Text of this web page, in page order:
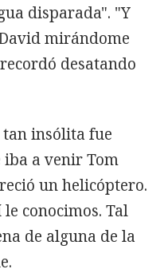
disparada". "Y
mirándome
desatando
insólita fue
a venir Tom
un helicóptero.
conocimos. Tal
de alguna de la